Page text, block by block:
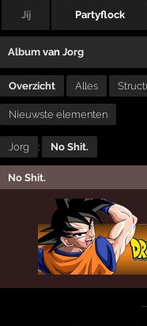
Jij Partyflock
Album vanJorg
Overzicht Alles
Nieuwste elementen
Jorg : No Shit.
No Shit.